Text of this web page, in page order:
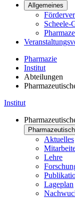
Allgemeines
Scheele-
Pharmazie
Institut
Abteilungen
Institut
Aktuelles
Lehre
Lageplan